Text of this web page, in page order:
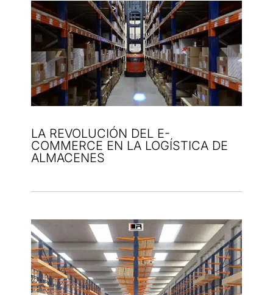
LA REVOLUCIÓN DEL E-
COMMERCE EN LA LOGÍSTICA DE
ALMACENES